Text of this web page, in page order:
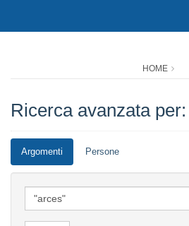
HOME
Ricerca avanzata per:
Argomenti Persone